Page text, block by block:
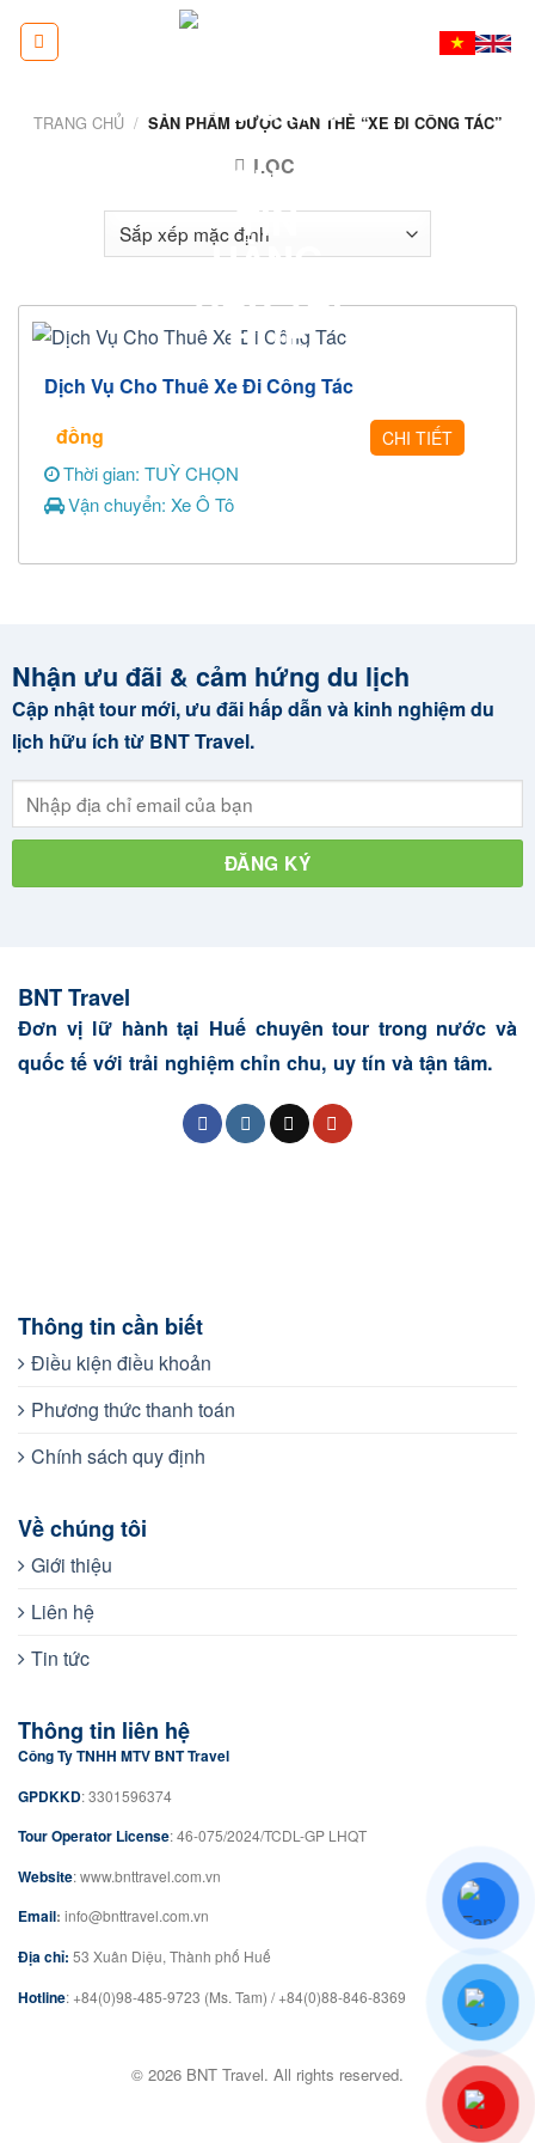
TRANG CHỦ / SẢN PHẨM ĐƯỢC GẮN THẺ “XE ĐI CÔNG TÁC”
LỌC
Dịch Vụ Cho Thuê Xe Đi Công Tác
đồng
CHI TIẾT
Thời gian: TUỲ CHỌN
Vận chuyển: Xe Ô Tô
Nhận ưu đãi & cảm hứng du lịch
Cập nhật tour mới, ưu đãi hấp dẫn và kinh nghiệm du
lịch hữu ích từ BNT Travel.
BNT Travel
Đơn vị lữ hành tại Huế chuyên tour trong nước và
quốc tế với trải nghiệm chỉn chu, uy tín và tận tâm.
Thông tin cần biết
Điều kiện điều khoản
Phương thức thanh toán
Chính sách quy định
Về chúng tôi
Giới thiệu
Liên hệ
Tin tức
Thông tin liên hệ
Công Ty TNHH MTV BNT Travel
GPDKKD: 3301596374
Tour Operator License: 46-075/2024/TCDL-GP LHQT
Website: www.bnttravel.com.vn
Email: info@bnttravel.com.vn
Địa chỉ: 53 Xuân Diệu, Thành phố Huế
Hotline: +84(0)98-485-9723 (Ms. Tam) / +84(0)88-846-8369
© 2026 BNT Travel. All rights reserved.